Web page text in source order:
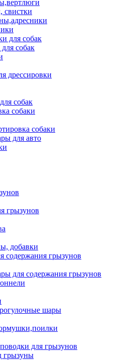
свистки
для собак
собак
дрессировки
собак
собаки
собаки
для авто
грызунов
добавки
содержания грызунов
для содержания грызунов
шары
для грызунов
грызуны